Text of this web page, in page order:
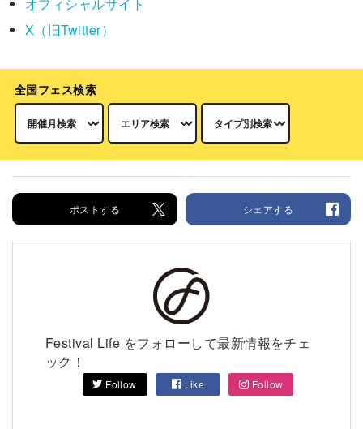
オフィシャルサイト
X（旧Twitter）
全国フェス検索
ポストする シェアする
Festival Life をフォローして最新情報をチェ
ック！
Follow Like Follow